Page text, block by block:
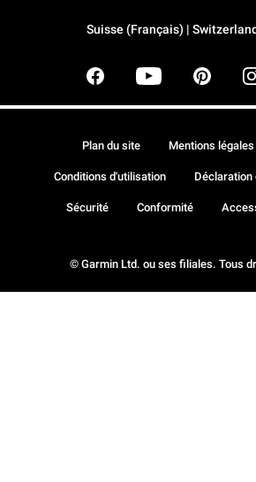
Suisse (Français) |
© Garmin Ltd. ou ses filiales. Tous
Plan du site Mentions légales
Conditions d'utilisation
Sécurité Conformité